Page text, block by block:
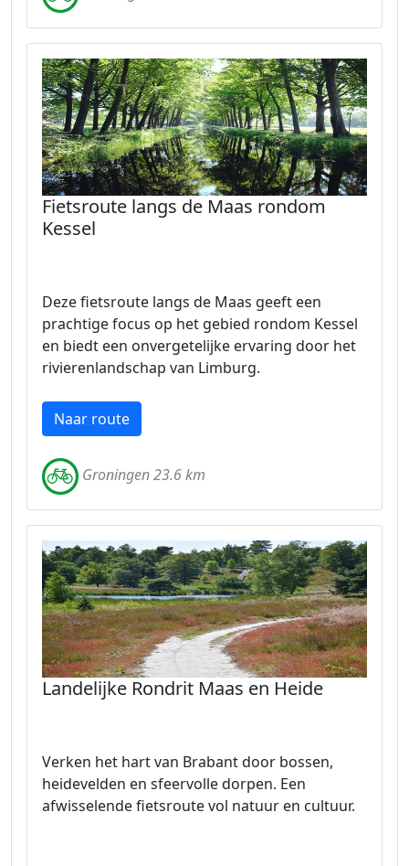
Fietsroute langs de Maas rondom
Kessel
Deze fietsroute langs de Maas geeft een
prachtige focus op het gebied rondom Kessel
en biedt een onvergetelijke ervaring door het
rivierenlandschap van Limburg.
Naar route
Groningen 23.6 km
Landelijke Rondrit Maas en Heide
Verken het hart van Brabant door bossen,
heidevelden en sfeervolle dorpen. Een
afwisselende fietsroute vol natuur en cultuur.